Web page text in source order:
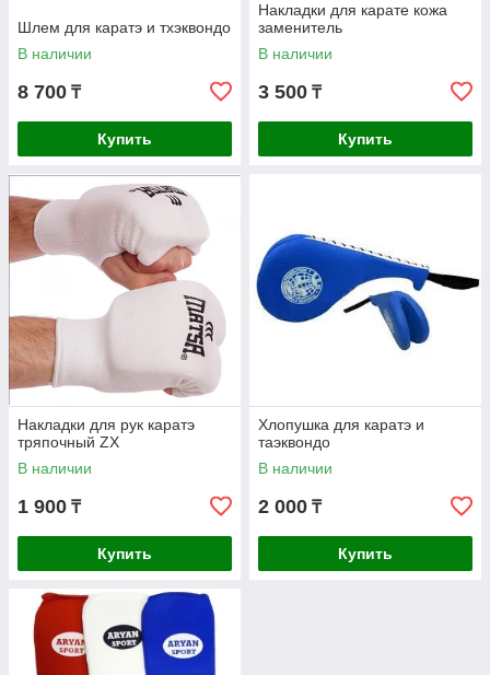
Шлем для каратэ и тхэквондо
В наличии
8 700 ₸
Купить
Накладки для карате кожа
заменитель
В наличии
3 500 ₸
Купить
Накладки для рук каратэ
тряпочный ZX
В наличии
1 900 ₸
Купить
Хлопушка для каратэ и
таэквондо
В наличии
2 000 ₸
Купить